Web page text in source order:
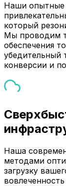
Наши опытные
который
Мы проводим
обеспечения
убедительный
конверсии и
Наша
методами
загрузку